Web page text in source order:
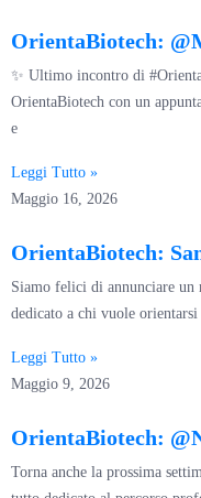
OrientaBiotech:
✨ Ultimo incontro di
OrientaBiotech con un
e
Leggi Tutto »
Maggio 16, 2026
OrientaBiotech:
Siamo felici di annunciare un
dedicato a chi vuole
Leggi Tutto »
Maggio 9, 2026
OrientaBiotech:
Torna anche la prossima